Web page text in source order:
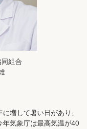
組合
増して暑い日があり、
年気象庁は最高気温が40